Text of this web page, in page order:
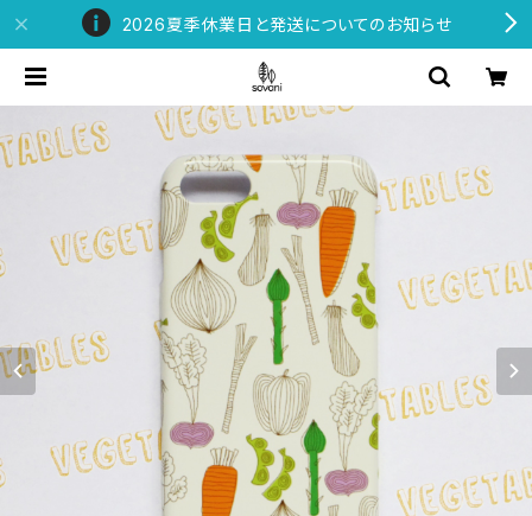
2026夏季休業日と発送についてのお知らせ